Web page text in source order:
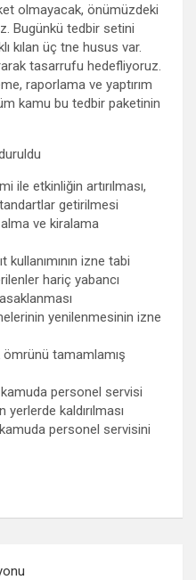
olmayacak, önümüzdeki
Bugünkü tedbir setini
kılan üç tne husus var.
tasarrufu hedefliyoruz.
raporlama ve yaptırım
kamu bu tedbir paketinin
ile etkinliğin artırılması,
getirilmesi
ve kiralama
kullanımının izne tabi
hariç yabancı
yenilenmesinin izne
tamamlamış
personel servisi
kaldırılması
personel servisini